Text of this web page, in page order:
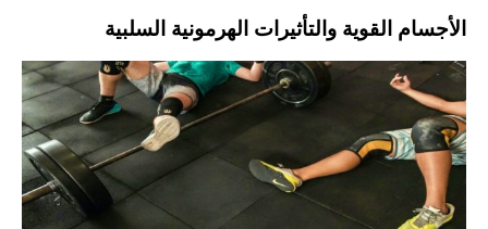
الأجسام القوية والتأثيرات الهرمونية السلبية